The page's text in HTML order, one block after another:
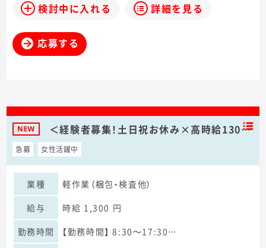
検討中に入れる 詳細を見る
応募する
＜経験者募集！土日祝お休み×高時給130…
急募 女性活躍中
業種
軽作業（梱包・検査他）
給与
時給 1,300 円
勤務時間
【勤務時間】 8:30～17:30…